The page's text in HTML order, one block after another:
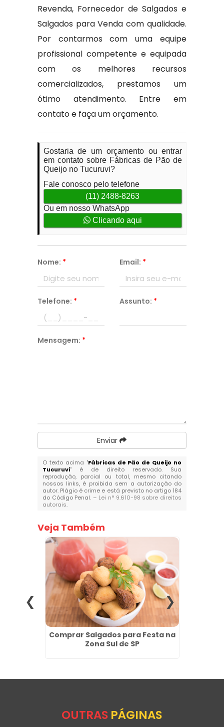
Revenda, Fornecedor de Salgados e
Salgados para Venda com qualidade.
Por contarmos com uma equipe
profissional competente e equipada
com os melhores recursos
comercializados, prestamos um
ótimo atendimento. Entre em
contato e faça um orçamento.
Gostaria de um orçamento ou entrar
em contato sobre Fábricas de Pão de
Queijo no Tucuruvi?
Fale conosco pelo telefone
(11) 2488-8263
Ou em nosso WhatsApp
Clicando aqui
Nome: * Email: *
Telefone: * Assunto: *
Mensagem: *
Enviar
O texto acima "Fábricas de Pão de Queijo no
Tucuruvi" é de direito reservado. Sua
reprodução, parcial ou total, mesmo citando
nossos links, é proibida sem a autorização do
autor. Plágio é crime e está previsto no artigo 184
do Código Penal. – Lei n° 9.610-98 sobre direitos
autorais.
Veja Também
Comprar Salgados para Festa na
Zona Sul de SP
OUTRAS PÁGINAS